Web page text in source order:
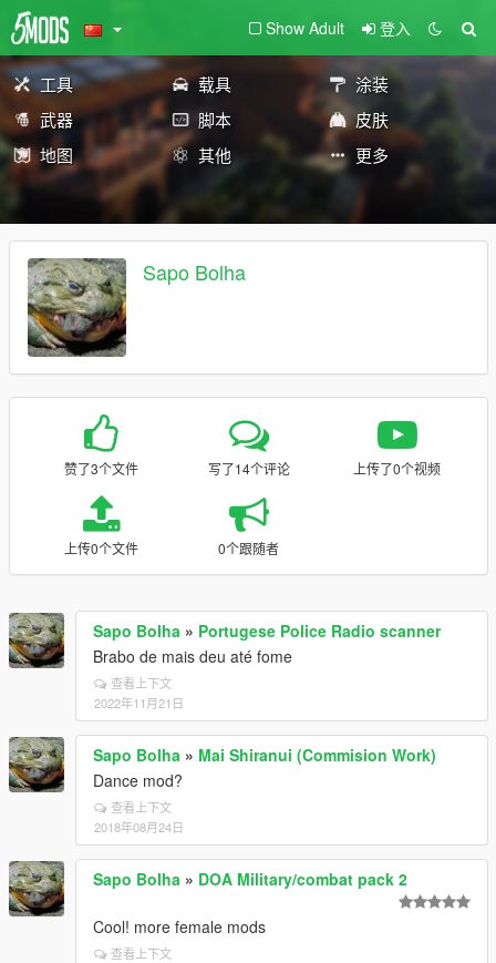
Show Adult 登入
工具 载具
涂装
武器
脚本
皮肤
地图
其他 更多
Sapo Bolha
赞了3个文件 写了14个评论 上传了0个视频
上传0个文件 0个跟随者
Sapo Bolha » Portugese Police Radio scanner
Brabo de mais deu até fome
查看上下文
2022年11月21日
Sapo Bolha » Mai Shiranui (Commision Work)
Dance mod?
查看上下文
2018年08月24日
Sapo Bolha » DOA Military/combat pack 2
Cool! more female mods
查看上下文